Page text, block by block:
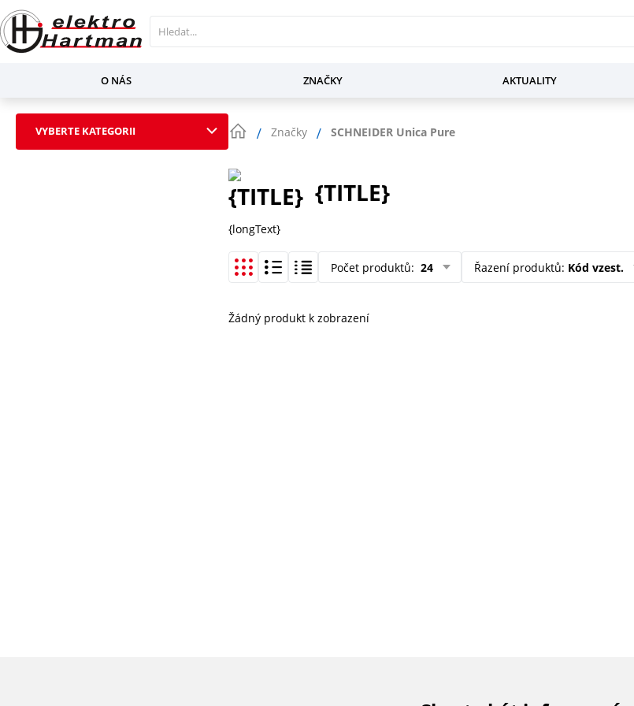
O NÁS ZNAČKY AKTUALITY
VYBERTE KATEGORII Značky SCHNEIDER Unica Pure
{TITLE}
{longText}
Počet produktů: 24 Řazení produktů: Kód vzest.
Žádný produkt k zobrazení